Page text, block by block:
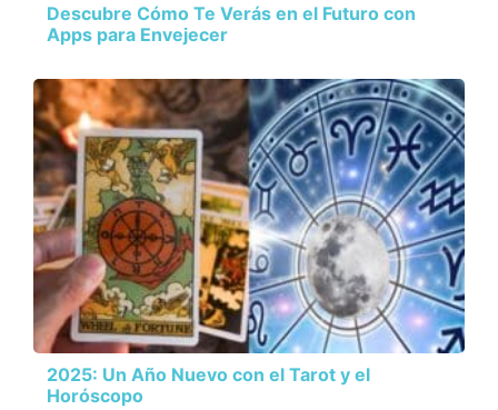
Descubre Cómo Te Verás en el Futuro con
Apps para Envejecer
2025: Un Año Nuevo con el Tarot y el
Horóscopo